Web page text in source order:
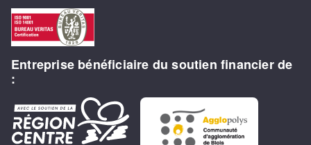
Entreprise bénéficiaire du soutien financier de
: